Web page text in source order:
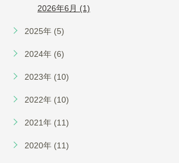
2026年6月 (1)
2025年 (5)
2024年 (6)
2023年 (10)
2022年 (10)
2021年 (11)
2020年 (11)